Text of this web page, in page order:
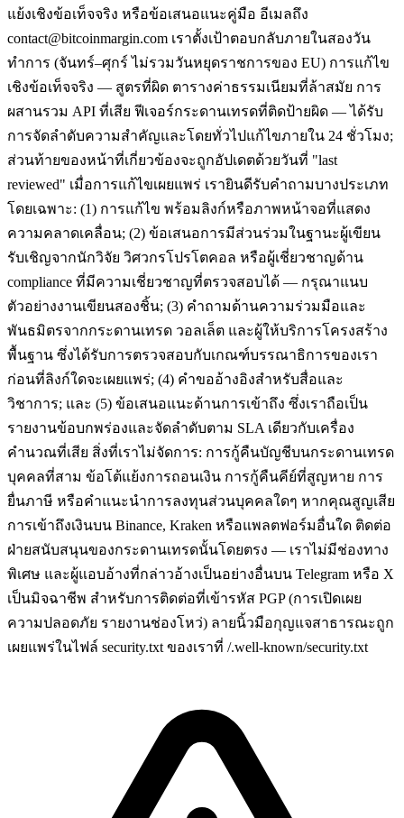
แย้งเชิงข้อเท็จจริง หรือข้อเสนอแนะคู่มือ อีเมลถึง
contact@bitcoinmargin.com เราตั้งเป้าตอบกลับภายในสองวัน
ทำการ (จันทร์–ศุกร์ ไม่รวมวันหยุดราชการของ EU) การแก้ไข
เชิงข้อเท็จจริง — สูตรที่ผิด ตารางค่าธรรมเนียมที่ล้าสมัย การ
ผสานรวม API ที่เสีย ฟีเจอร์กระดานเทรดที่ติดป้ายผิด — ได้รับ
การจัดลำดับความสำคัญและโดยทั่วไปแก้ไขภายใน 24 ชั่วโมง;
ส่วนท้ายของหน้าที่เกี่ยวข้องจะถูกอัปเดตด้วยวันที่ "last
reviewed" เมื่อการแก้ไขเผยแพร่ เรายินดีรับคำถามบางประเภท
โดยเฉพาะ: (1) การแก้ไข พร้อมลิงก์หรือภาพหน้าจอที่แสดง
ความคลาดเคลื่อน; (2) ข้อเสนอการมีส่วนร่วมในฐานะผู้เขียน
รับเชิญจากนักวิจัย วิศวกรโปรโตคอล หรือผู้เชี่ยวชาญด้าน
compliance ที่มีความเชี่ยวชาญที่ตรวจสอบได้ — กรุณาแนบ
ตัวอย่างงานเขียนสองชิ้น; (3) คำถามด้านความร่วมมือและ
พันธมิตรจากกระดานเทรด วอลเล็ต และผู้ให้บริการโครงสร้าง
พื้นฐาน ซึ่งได้รับการตรวจสอบกับเกณฑ์บรรณาธิการของเรา
ก่อนที่ลิงก์ใดจะเผยแพร่; (4) คำขออ้างอิงสำหรับสื่อและ
วิชาการ; และ (5) ข้อเสนอแนะด้านการเข้าถึง ซึ่งเราถือเป็น
รายงานข้อบกพร่องและจัดลำดับตาม SLA เดียวกับเครื่อง
คำนวณที่เสีย สิ่งที่เราไม่จัดการ: การกู้คืนบัญชีบนกระดานเทรด
บุคคลที่สาม ข้อโต้แย้งการถอนเงิน การกู้คืนคีย์ที่สูญหาย การ
ยื่นภาษี หรือคำแนะนำการลงทุนส่วนบุคคลใดๆ หากคุณสูญเสีย
การเข้าถึงเงินบน Binance, Kraken หรือแพลตฟอร์มอื่นใด ติดต่อ
ฝ่ายสนับสนุนของกระดานเทรดนั้นโดยตรง — เราไม่มีช่องทาง
พิเศษ และผู้แอบอ้างที่กล่าวอ้างเป็นอย่างอื่นบน Telegram หรือ X
เป็นมิจฉาชีพ สำหรับการติดต่อที่เข้ารหัส PGP (การเปิดเผย
ความปลอดภัย รายงานช่องโหว่) ลายนิ้วมือกุญแจสาธารณะถูก
เผยแพร่ในไฟล์ security.txt ของเราที่ /.well-known/security.txt